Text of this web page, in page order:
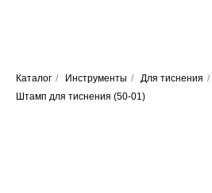
Каталог / Инструменты / Для тиснения /
Штамп для тиснения (50-01)